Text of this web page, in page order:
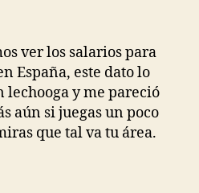
ver los salarios para
España, este dato lo
lechooga y me pareció
aún si juegas un poco
que tal va tu área.